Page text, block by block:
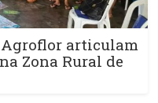
articulam
Zona Rural de